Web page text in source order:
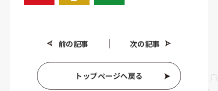
前の記事 次の記事
トップページへ戻る